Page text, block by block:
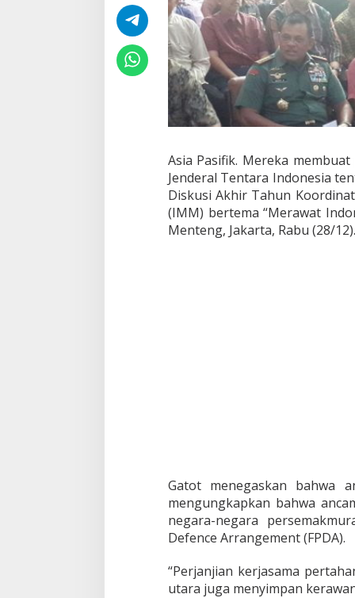
a
n
M
a
s
y
a
r
a
a
t
I
n
d
o
Asia Pasifik. Mereka
Jenderal Tentara Indonesia
Diskusi Akhir Tahun
(IMM) bertema “Merawat
Menteng, Jakarta, Rabu (28/12).
Gatot menegaskan bahwa
mengungkapkan bahwa
negara-negara
Defence Arrangement (FPDA).
“Perjanjian kerjasama
utara juga menyimpan